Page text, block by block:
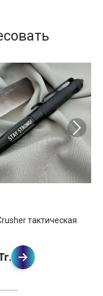
тактическая